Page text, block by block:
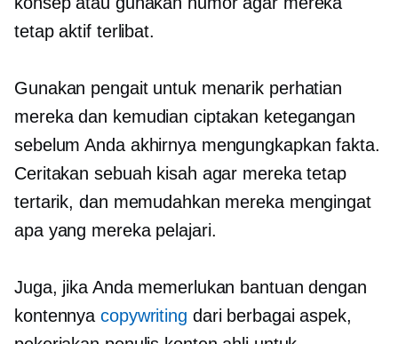
tetap aktif terlibat.
Gunakan pengait untuk menarik perhatian
mereka dan kemudian ciptakan ketegangan
sebelum Anda akhirnya mengungkapkan fakta.
Ceritakan sebuah kisah agar mereka tetap
tertarik, dan memudahkan mereka mengingat
apa yang mereka pelajari.
Juga, jika Anda memerlukan bantuan dengan
kontennyacopywriting dari berbagai aspek,